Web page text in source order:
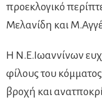
προεκλογικό
Μελανίδη και
Η Ν.Ε.Ιωαννίνων
φίλους του
βροχή και